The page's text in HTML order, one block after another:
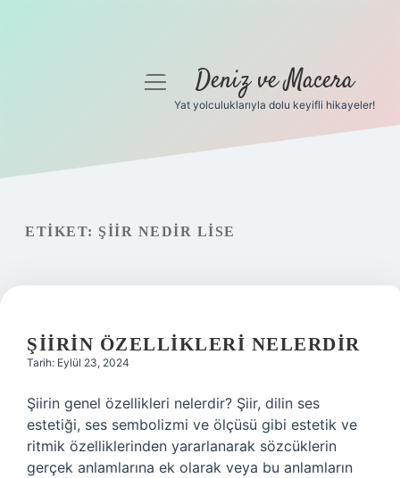
Gizlilik Politikası
menüyüDeniz ve Macera
Yat yolculuklarıyla dolu keyifli hikayeler!
ETIKET: ŞIIR NEDIR LISE
ŞIIRIN ÖZELLIKLERI NELERDIR
Tarih: Eylül 23, 2024
Şiirin genel özellikleri nelerdir? Şiir, dilin ses
estetiği, ses sembolizmi ve ölçüsü gibi estetik ve
ritmik özelliklerinden yararlanarak sözcüklerin
gerçek anlamlarına ek olarak veya bu anlamların